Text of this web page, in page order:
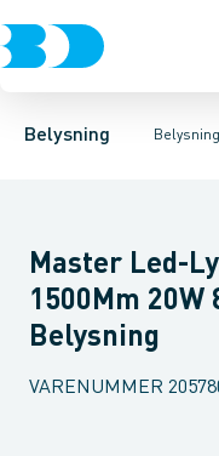
Belysning Belysning
Belysning
Lyskilder
LED Lyskilder Lysrør
Master Led-
1500Mm 20W
Belysning
VARENUMMER